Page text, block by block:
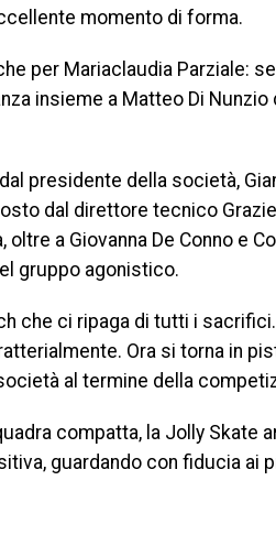
momento di forma.
per Mariaclaudia Parziale:
insieme a Matteo Di Nunzio
presidente della società,
dal direttore tecnico
oltre a Giovanna De Conno e
gruppo agonistico.
che ci ripaga di tutti i
Ora si torna in
al termine della
compatta, la Jolly Skate
guardando con fiducia ai